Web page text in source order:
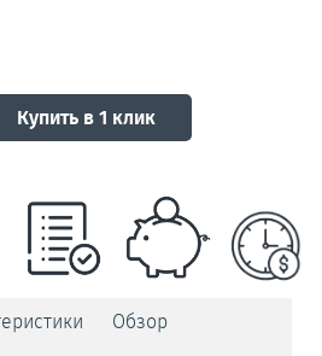
Купить в 1 клик
Обзор